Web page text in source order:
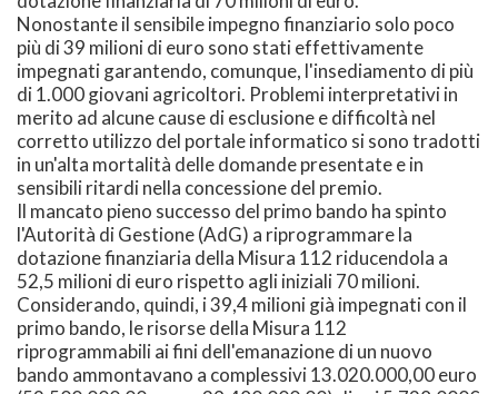
Nonostante il sensibile impegno finanziario solo poco
più di 39 milioni di euro sono stati effettivamente
impegnati garantendo, comunque, l'insediamento di più
di 1.000 giovani agricoltori. Problemi interpretativi in
merito ad alcune cause di esclusione e difficoltà nel
corretto utilizzo del portale informatico si sono tradotti
in un'alta mortalità delle domande presentate e in
sensibili ritardi nella concessione del premio.
Il mancato pieno successo del primo bando ha spinto
l'Autorità di Gestione (AdG) a riprogrammare la
dotazione finanziaria della Misura 112 riducendola a
52,5 milioni di euro rispetto agli iniziali 70 milioni.
Considerando, quindi, i 39,4 milioni già impegnati con il
primo bando, le risorse della Misura 112
riprogrammabili ai fini dell'emanazione di un nuovo
bando ammontavano a complessivi 13.020.000,00 euro